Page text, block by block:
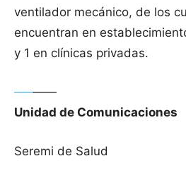
ventilador mecánico, de los
encuentran en
y 1 en clínicas privadas.
—–——
Unidad de Comunicaciones
Seremi de Salud